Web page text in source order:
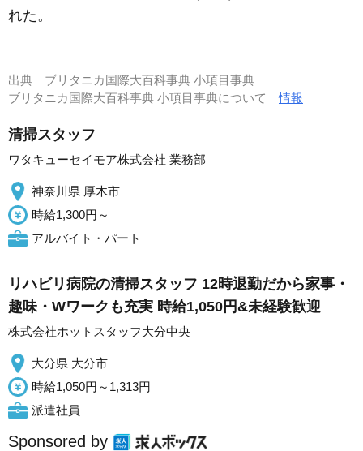
れた。
出典 ブリタニカ国際大百科事典 小項目事典
ブリタニカ国際大百科事典 小項目事典について情報
清掃スタッフ
ワタキューセイモア株式会社 業務部
神奈川県 厚木市
時給1,300円～
アルバイト・パート
リハビリ病院の清掃スタッフ 12時退勤だから家事・
趣味・Wワークも充実 時給1,050円&未経験歓迎
株式会社ホットスタッフ大分中央
大分県 大分市
時給1,050円～1,313円
派遣社員
Sponsored by